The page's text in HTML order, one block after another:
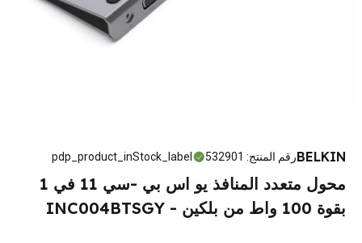
BELKINرقم المنتج:
532901
pdp_product_inStock_label
محول متعدد المنافذ يو اس بي -سي 11 في 1
بقوة 100 واط من بلكين - INC004BTSGY